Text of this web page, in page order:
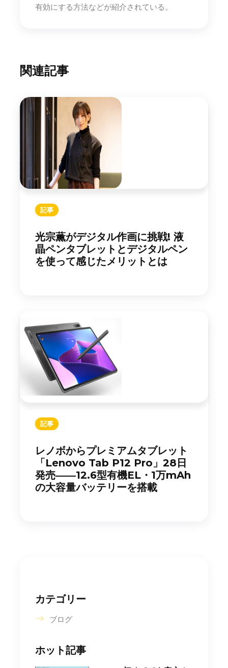
有効にする方法などが紹介されている。
関連記事
記事
光宗薫がデジタル作画に挑戦! 液
晶ペンタブレットとデジタルペン
を使って感じたメリットとは
記事
レノボからプレミアムタブレット
「Lenovo Tab P12 Pro」28日
発売――12.6型有機EL・1万mAh
の大容量バッテリーを搭載
カテゴリー
ブログ
ホット記事